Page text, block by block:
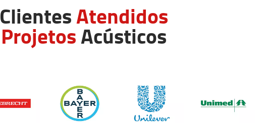
ClientesAtendidos
ProjetosAcústicos